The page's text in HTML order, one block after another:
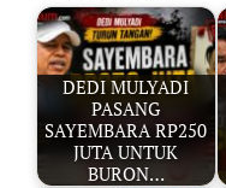
DEDI MULYADI
PASANG
SAYEMBARA RP250
JUTA UNTUK
BURON…